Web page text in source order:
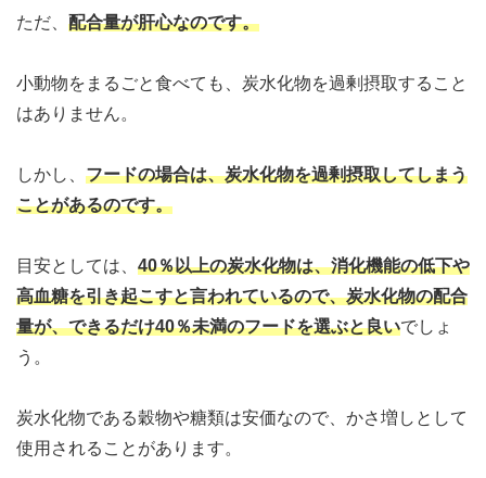
ただ、 配合量が肝心なのです。
小動物をまるごと食べても、炭水化物を過剰摂取すること
はありません。
しかし、 フードの場合は、炭水化物を過剰摂取してしまう
ことがあるのです。
目安としては、 40％以上の炭水化物は、消化機能の低下や
高血糖を引き起こすと言われているので、炭水化物の配合
量が、できるだけ40％未満のフードを選ぶと良いでしょ
う。
炭水化物である穀物や糖類は安価なので、かさ増しとして
使用されることがあります。